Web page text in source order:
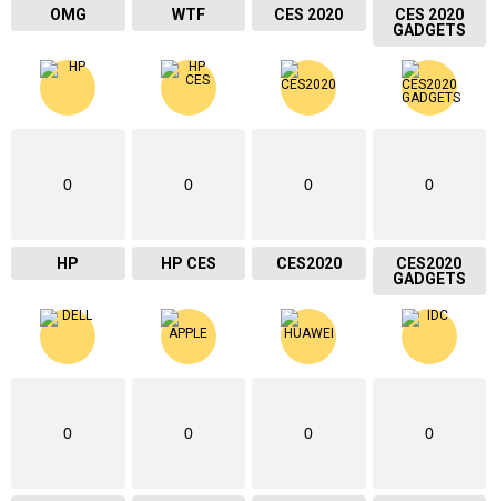
OMG WTF CES 2020
CES 2020
GADGETS
0
HP
0
HP CES
0
CES2020
0
CES2020
GADGETS
0 0 0 0